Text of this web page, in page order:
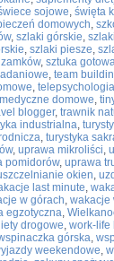
sojowe, święta
domowych,
, szlaki górskie,
, szlaki piesze,
, sztuka
, team
, telepsychologia
domowe,
blogger, trawnik
industrialna,
, turystyka
, uprawa mikroliści,
pomidorów, uprawa
okien,
last minute,
w górach, wakacje
egzotyczna,
drogowe, work-life
górska,
weekendowe,